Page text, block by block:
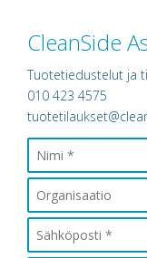
CleanSide
Tuotetiedustelut ja
010 423 4575